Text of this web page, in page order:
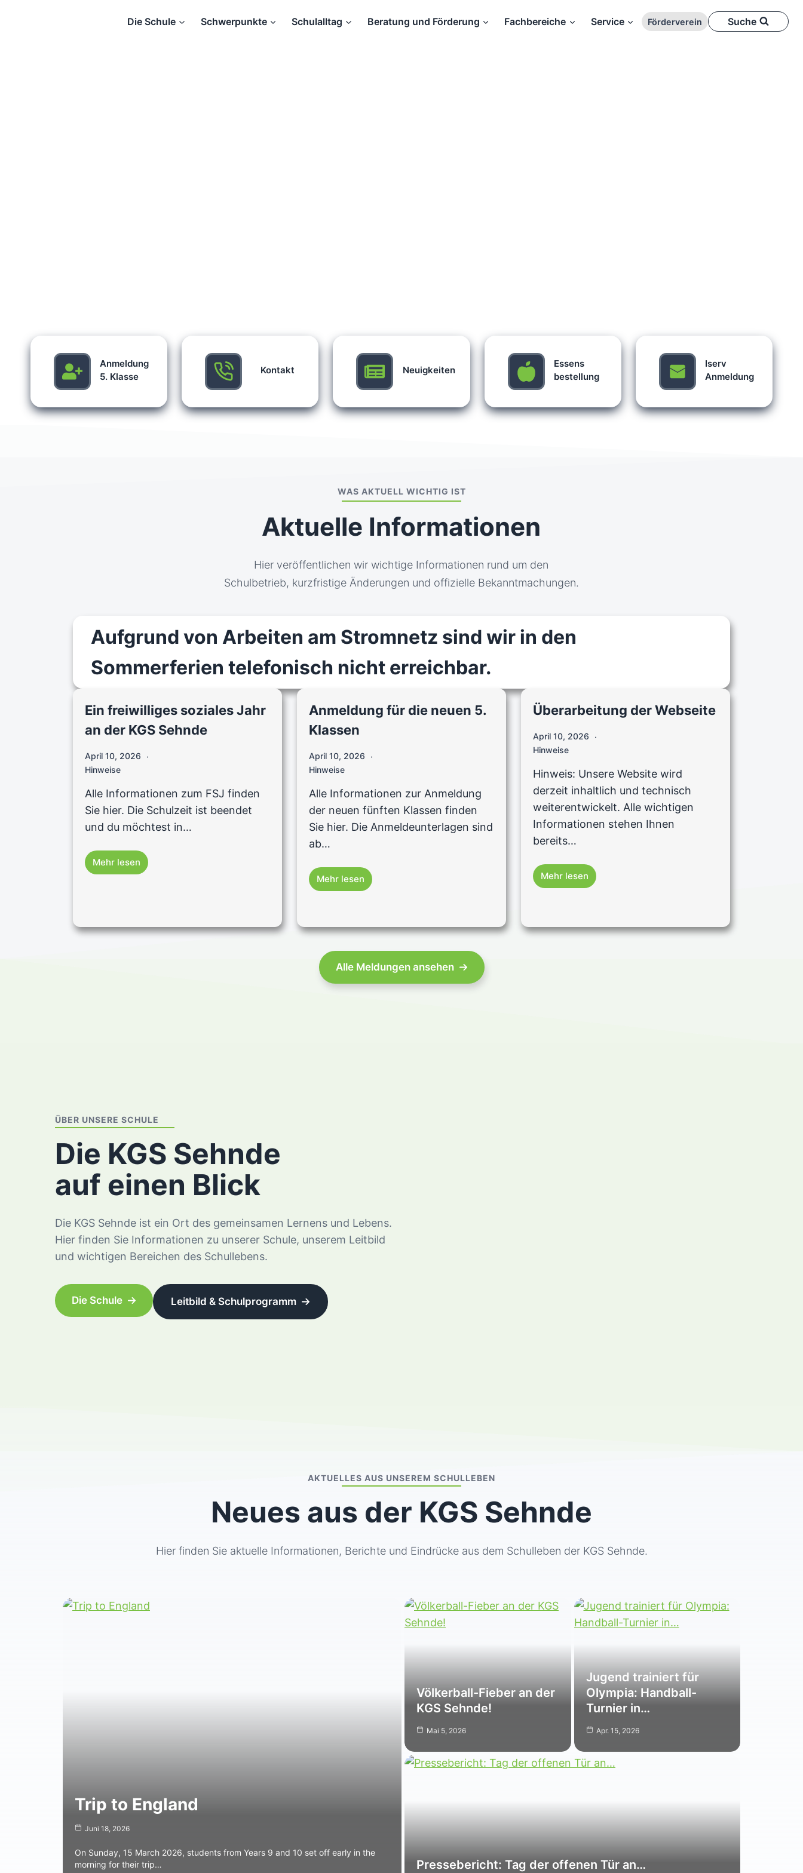
Die Schule Schwerpunkte Schulalltag Beratung und Förderung Fachbereiche Service Förderverein Suche
Anmeldung
5. Klasse
Kontakt Neuigkeiten
Essens
bestellung
Iserv
Anmeldung
WAS AKTUELL WICHTIG IST
Aktuelle Informationen
Hier veröffentlichen wir wichtige Informationen rund um den
Schulbetrieb, kurzfristige Änderungen und offizielle Bekanntmachungen.
Aufgrund von Arbeiten am Stromnetz sind wir in den
Sommerferien telefonisch nicht erreichbar.
Ein freiwilliges soziales Jahr
an der KGS Sehnde
April 10, 2026
Hinweise
Alle Informationen zum FSJ finden
Sie hier. Die Schulzeit ist beendet
und du möchtest in…
Mehr lesen
Anmeldung für die neuen 5.
Klassen
April 10, 2026
Hinweise
Alle Informationen zur Anmeldung
der neuen fünften Klassen finden
Sie hier. Die Anmeldeunterlagen sind
ab…
Mehr lesen
Überarbeitung der Webseite
April 10, 2026
Hinweise
Hinweis: Unsere Website wird
derzeit inhaltlich und technisch
weiterentwickelt. Alle wichtigen
Informationen stehen Ihnen
bereits…
Mehr lesen
Alle Meldungen ansehen
ÜBER UNSERE SCHULE
Die KGS Sehnde
auf einen Blick
Die KGS Sehnde ist ein Ort des gemeinsamen Lernens und Lebens.
Hier finden Sie Informationen zu unserer Schule, unserem Leitbild
und wichtigen Bereichen des Schullebens.
Die Schule Leitbild & Schulprogramm
AKTUELLES AUS UNSEREM SCHULLEBEN
Neues aus der KGS Sehnde
Hier finden Sie aktuelle Informationen, Berichte und Eindrücke aus dem Schulleben der KGS Sehnde.
Trip to England
Juni 18, 2026
On Sunday, 15 March 2026, students from Years 9 and 10 set off early in the
morning for their trip…
Pressebericht: Tag der offenen Tür an…
Völkerball-Fieber an der
KGS Sehnde!
Mai 5, 2026
Jugend trainiert für
Olympia: Handball-
Turnier in…
Apr. 15, 2026